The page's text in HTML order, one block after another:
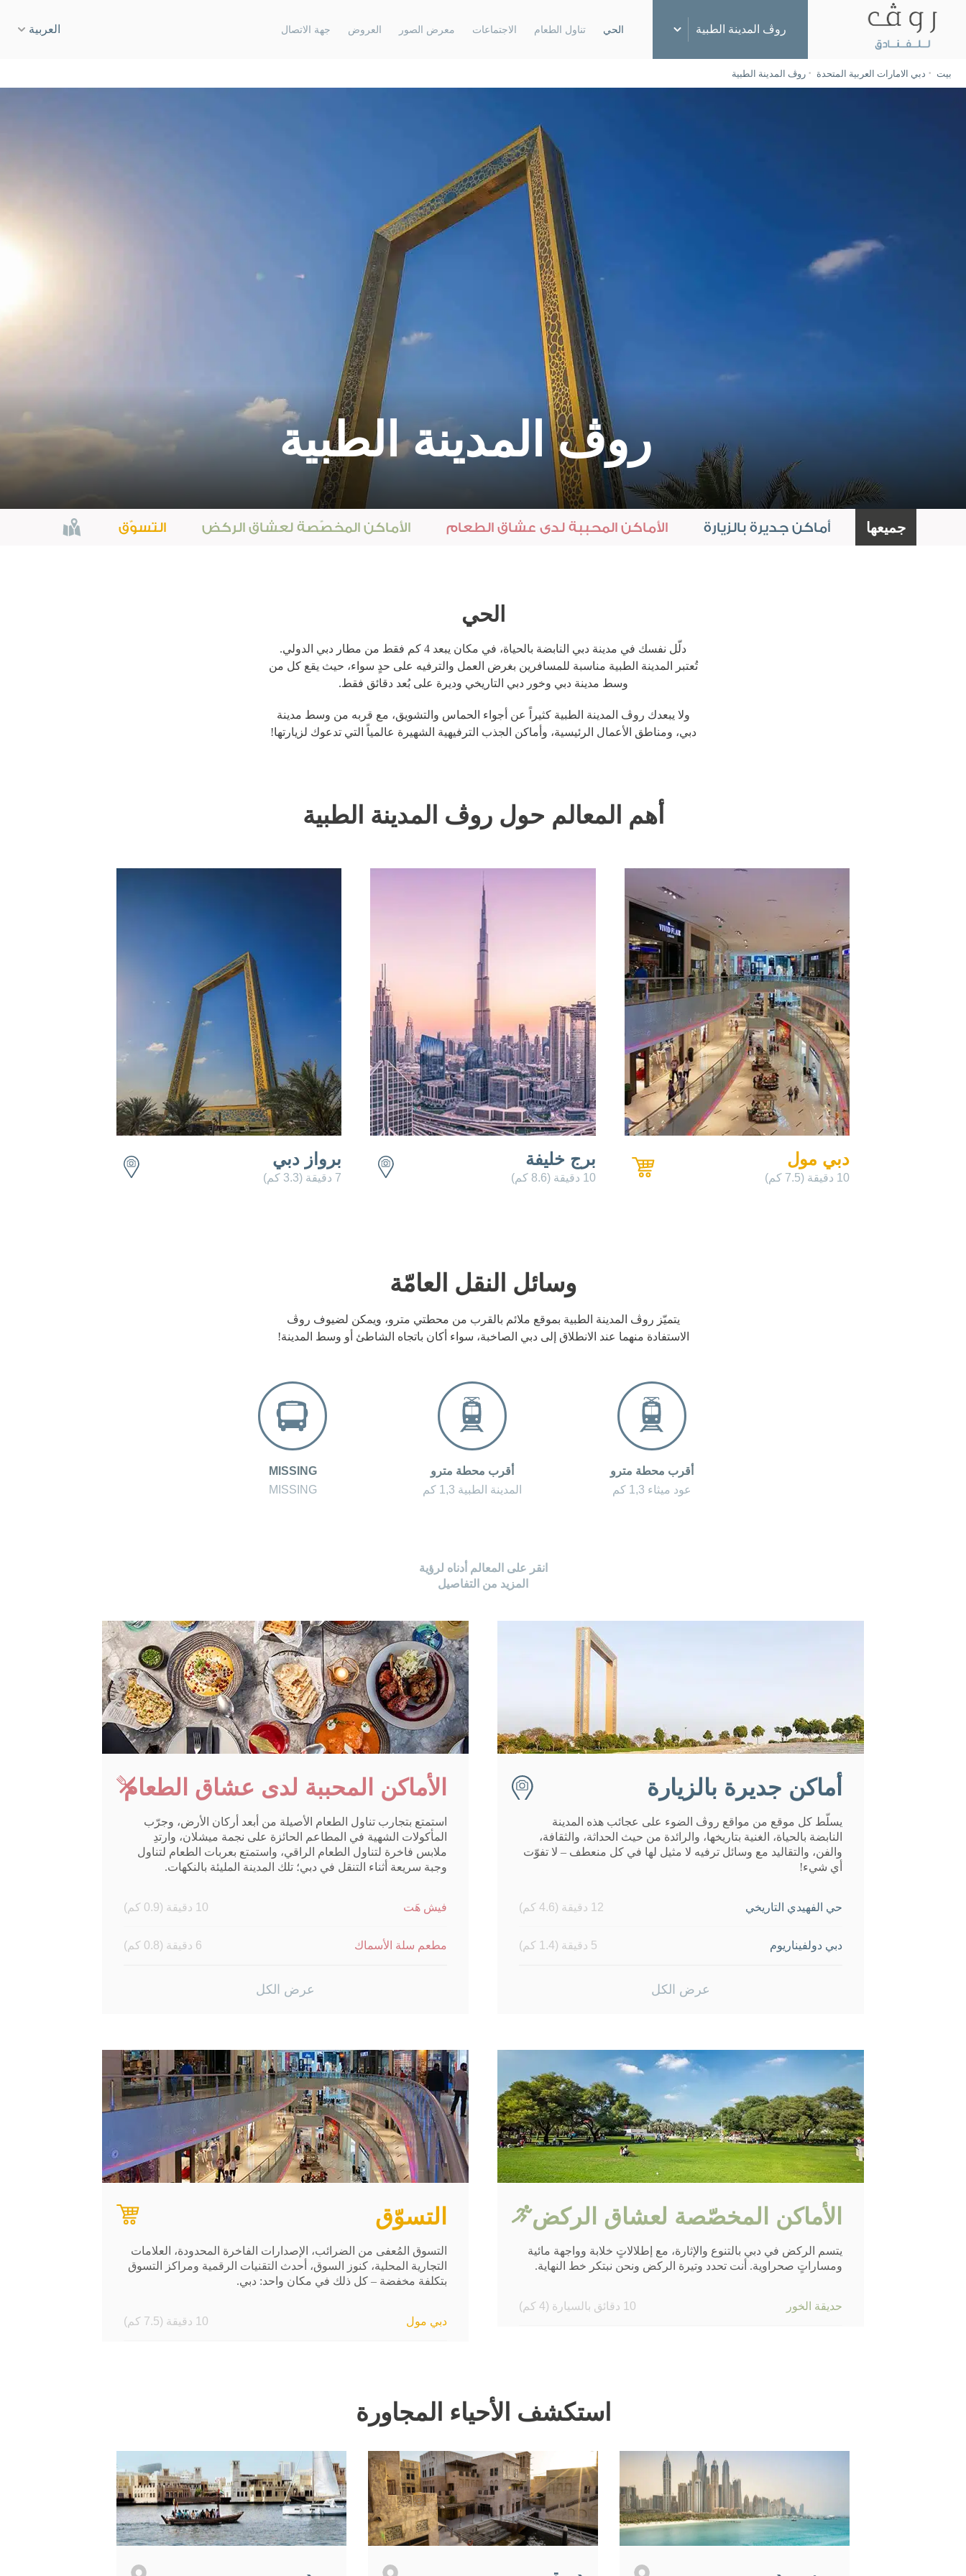
الحي تناول الطعام الاجتماعات معرض الصور العروض جهة الاتصال العربية روڤ المدينة الطبية
روڤ جزيرة المرجان
الافتتاحات المستقبلية دبي، الإمارات العربية
المتحدة
روڤ الميناء السياحي
الافتتاحات المستقبلية الشارقة، الإمارات العربية
المتحدة
روڤ الجادة الشارقة
الوظائف المستقبلية - خليج مرسى، الإمارات
العربية المتحدة
إتش كيو باي روڤ
الوظائف المستقبلية - الرياض، المملكة العربية
السعودية
Rove Olaya Riyadh
روڤ هوم دبي مارينا
بيت دبي الامارات العربية المتحدة روڤ المدينة الطبية
روڤ المدينة الطبية
جميعها أماكن جديرة بالزيارة الأماكن المحببة لدى عشاق الطعام الأماكن المخصّصة لعشاق الركض التسوّق الخريطة
الحي
دلّل نفسك في مدينة دبي النابضة بالحياة، في مكان يبعد 4 كم فقط من مطار دبي الدولي.
تُعتبر المدينة الطبية مناسبة للمسافرين بغرض العمل والترفيه على حدٍ سواء، حيث يقع كل من
وسط مدينة دبي وخور دبي التاريخي وديرة على بُعد دقائق فقط.
ولا يبعدك روڤ المدينة الطبية كثيراً عن أجواء الحماس والتشويق، مع قربه من وسط مدينة
دبي، ومناطق الأعمال الرئيسية، وأماكن الجذب الترفيهية الشهيرة عالمياً التي تدعوك لزيارتها!
أهم المعالم حول روڤ المدينة الطبية
دبي مول
10 دقيقة (7.5 كم)
برج خليفة
10 دقيقة (8.6 كم)
برواز دبي
7 دقيقة (3.3 كم)
وسائل النقل العامّة
يتميّز روڤ المدينة الطبية بموقع ملائم بالقرب من محطتي مترو، ويمكن لضيوف روڤ
الاستفادة منهما عند الانطلاق إلى دبي الصاخبة، سواء أكان باتجاه الشاطئ أو وسط المدينة!
أقرب محطة مترو
عود ميثاء 1,3 كم
أقرب محطة مترو
المدينة الطبية 1,3 كم
MISSING
MISSING
انقر على المعالم أدناه لرؤية
المزيد من التفاصيل
أماكن جديرة بالزيارة
يسلّط كل موقع من مواقع روڤ الضوء على عجائب هذه المدينة
النابضة بالحياة، الغنية بتاريخها، والرائدة من حيث الحداثة، والثقافة،
والفن، والتقاليد مع وسائل ترفيه لا مثيل لها في كل منعطف – لا تفوّت
أي شيء!
حي الفهيدي التاريخي 12 دقيقة (4.6 كم)
دبي دولفيناريوم 5 دقيقة (1.4 كم)
عرض الكل
الأماكن المحببة لدى عشاق الطعام
استمتع بتجارب تناول الطعام الأصيلة من أبعد أركان الأرض، وجرّب
المأكولات الشهية في المطاعم الحائزة على نجمة ميشلان، وارتدِ
ملابس فاخرة لتناول الطعام الراقي، واستمتع بعربات الطعام لتناول
وجبة سريعة أثناء التنقل في دبي؛ تلك المدينة المليئة بالنكهات.
فيش هَت 10 دقيقة (0.9 كم)
مطعم سلة الأسماك 6 دقيقة (0.8 كم)
عرض الكل
الأماكن المخصّصة لعشاق الركض
يتسم الركض في دبي بالتنوع والإثارة، مع إطلالاتٍ خلابة وواجهة مائية
ومساراتٍ صحراوية. أنت تحدد وتيرة الركض ونحن نبتكر خط النهاية.
حديقة الخور 10 دقائق بالسيارة (4 كم)
التسوّق
التسوق المُعفى من الضرائب، الإصدارات الفاخرة المحدودة، العلامات
التجارية المحلية، كنوز السوق، أحدث التقنيات الرقمية ومراكز التسوق
بتكلفة مخفضة – كل ذلك في مكان واحد: دبي.
دبي مول 10 دقيقة (7.5 كم)
استكشف الأحياء المجاورة